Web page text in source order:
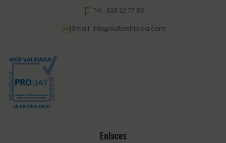
Tel.: 623 22 77 86
Email: info@sultanhipica.com
Enlaces